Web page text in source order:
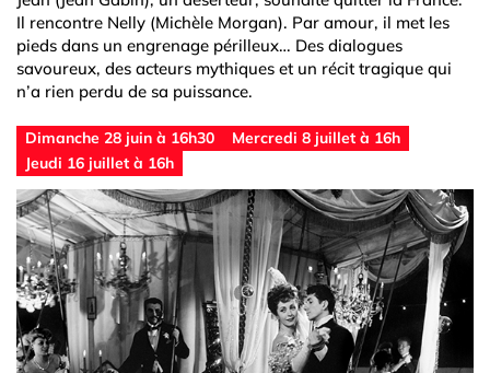
Il rencontre Nelly (Michèle Morgan). Par amour, il met les
pieds dans un engrenage périlleux… Des dialogues
savoureux, des acteurs mythiques et un récit tragique qui
n’a rien perdu de sa puissance.
Dimanche 28 juin à 16h30
Mercredi 8 juillet à 16h
Jeudi 16 juillet à 16h